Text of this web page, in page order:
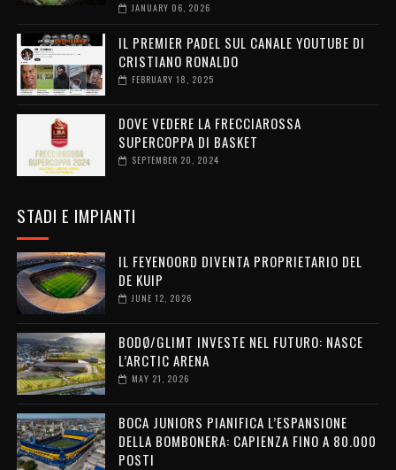
JANUARY 06, 2026
IL PREMIER PADEL SUL CANALE YOUTUBE DI
CRISTIANO RONALDO
FEBRUARY 18, 2025
DOVE VEDERE LA FRECCIAROSSA
SUPERCOPPA DI BASKET
SEPTEMBER 20, 2024
STADI E IMPIANTI
IL FEYENOORD DIVENTA PROPRIETARIO DEL
DE KUIP
JUNE 12, 2026
BODØ/GLIMT INVESTE NEL FUTURO: NASCE
L’ARCTIC ARENA
MAY 21, 2026
BOCA JUNIORS PIANIFICA L’ESPANSIONE
DELLA BOMBONERA: CAPIENZA FINO A 80.000
POSTI